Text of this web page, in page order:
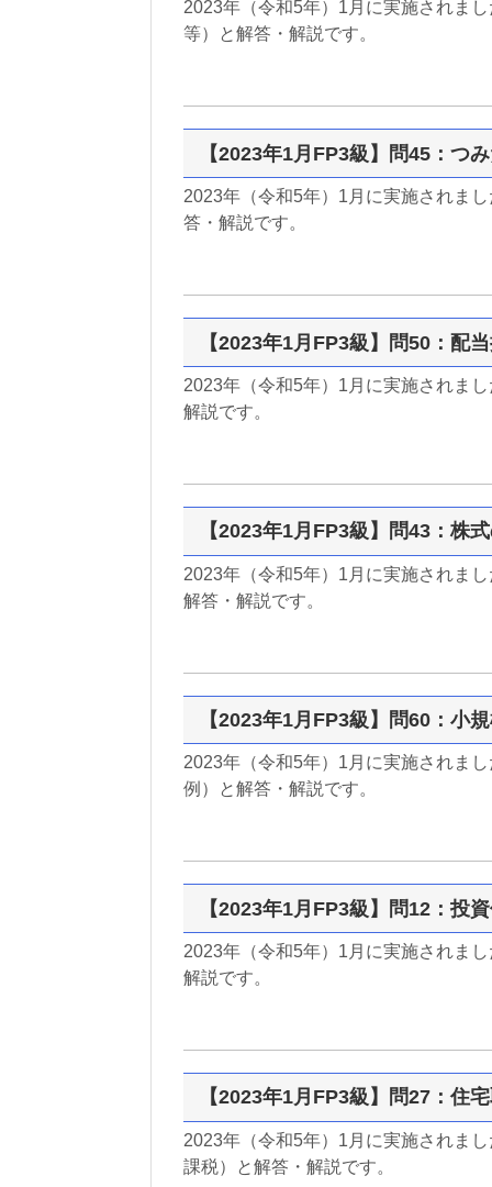
2023年（令和5年）1月に実施されま
等）と解答・解説です。
【2023年1月FP3級】問45：つ
2023年（令和5年）1月に実施されま
答・解説です。
【2023年1月FP3級】問50：配
2023年（令和5年）1月に実施されま
解説です。
【2023年1月FP3級】問43：株
2023年（令和5年）1月に実施されま
解答・解説です。
【2023年1月FP3級】問60：小
2023年（令和5年）1月に実施されま
例）と解答・解説です。
【2023年1月FP3級】問12：投
2023年（令和5年）1月に実施されま
解説です。
【2023年1月FP3級】問27：住
2023年（令和5年）1月に実施されま
課税）と解答・解説です。